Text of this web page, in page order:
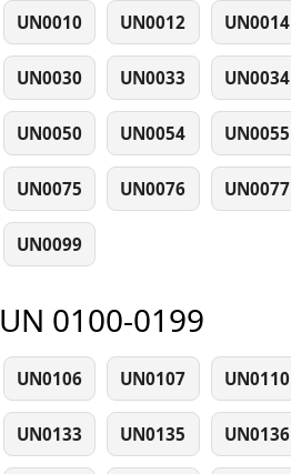
UN0010 UN0012 UN0014
UN0030 UN0033 UN0034
UN0050 UN0054 UN0055
UN0075 UN0076 UN0077
UN0099
UN 0100-0199
UN0106 UN0107 UN0110
UN0133 UN0135 UN0136